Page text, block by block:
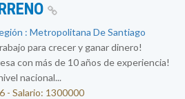
: Metropolitana De Santiago
para crecer y ganar dinero!
con más de 10 años de experiencia!
nacional...
- Salario: 1300000